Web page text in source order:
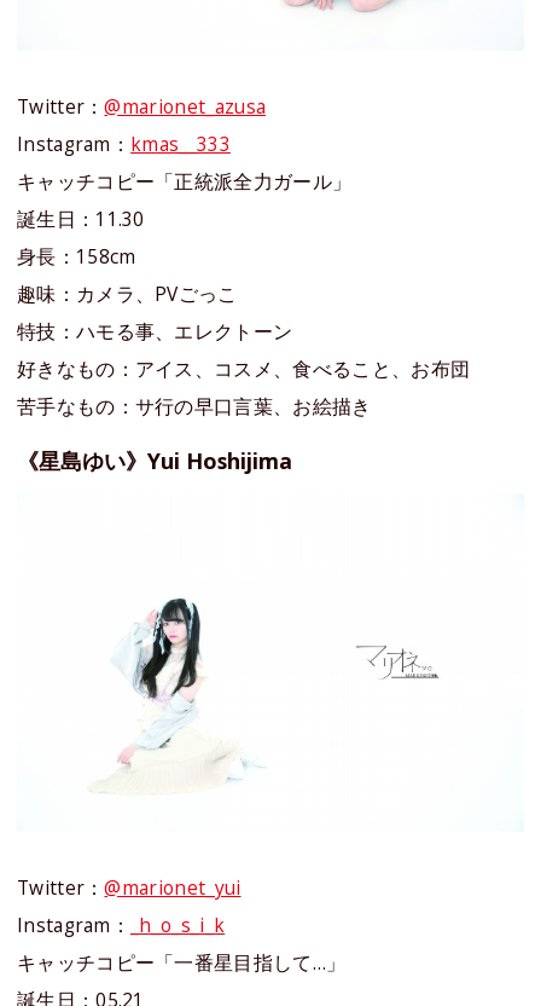
Twitter：@marionet_azusa
Instagram： kmas__333
キャッチコピー「正統派全力ガール」
誕生日：11.30
身長：158cm
趣味：カメラ、PVごっこ
特技：ハモる事、エレクトーン
好きなもの：アイス、コスメ、食べること、お布団
苦手なもの：サ行の早口言葉、お絵描き
《星島ゆい》Yui Hoshijima
Twitter：@marionet_yui
Instagram：
_h_o_s_i_k
キャッチコピー「一番星目指して…」
誕生日：05.21